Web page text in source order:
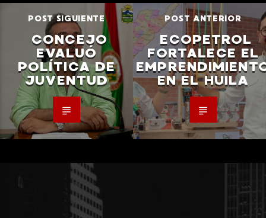
POST SIGUIENTE
CONCEJO
EVALUÓ
POLÍTICA DE
JUVENTUD
POST ANTERIOR
ECOPETROL
FORTALECE EL
EN EL HUILA